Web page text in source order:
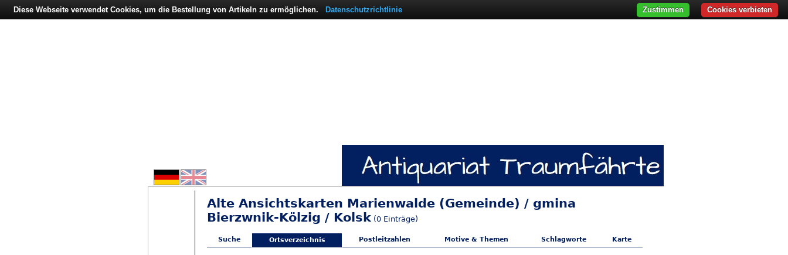
Alte Ansichtskarten Marienwalde (Gemeinde) / gmina
Bierzwnik-Kölzig / Kolsk (0 Einträge)
Suche Ortsverzeichnis Postleitzahlen Motive & Themen Schlagworte Karte
Diese Webseite verwendet Cookies, um die Bestellung von Artikeln zu ermöglichen. Datenschutzrichtlinie Cookies verbieten
Zustimmen